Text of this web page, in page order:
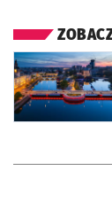
otworzy się w